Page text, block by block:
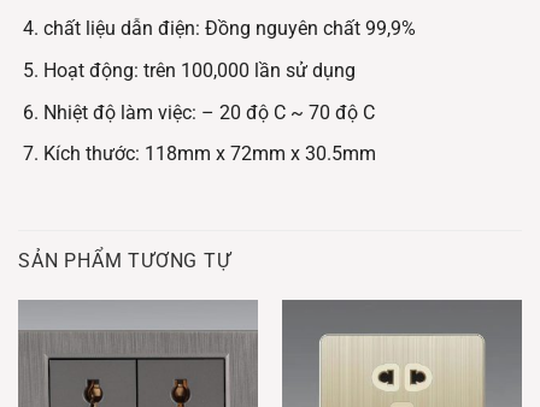
chất liệu dẫn điện: Đồng nguyên chất 99,9%
Hoạt động: trên 100,000 lần sử dụng
Nhiệt độ làm việc: – 20 độ C ~ 70 độ C
Kích thước: 118mm x 72mm x 30.5mm
SẢN PHẨM TƯƠNG TỰ